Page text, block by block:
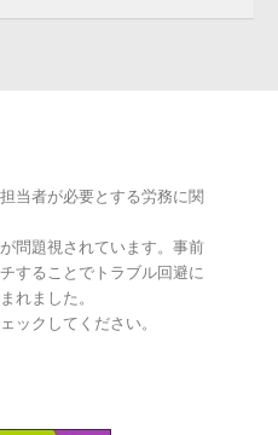
当者が必要とする労務に関
問題視されています。事前
することでトラブル回避に
れました。
ックしてください。